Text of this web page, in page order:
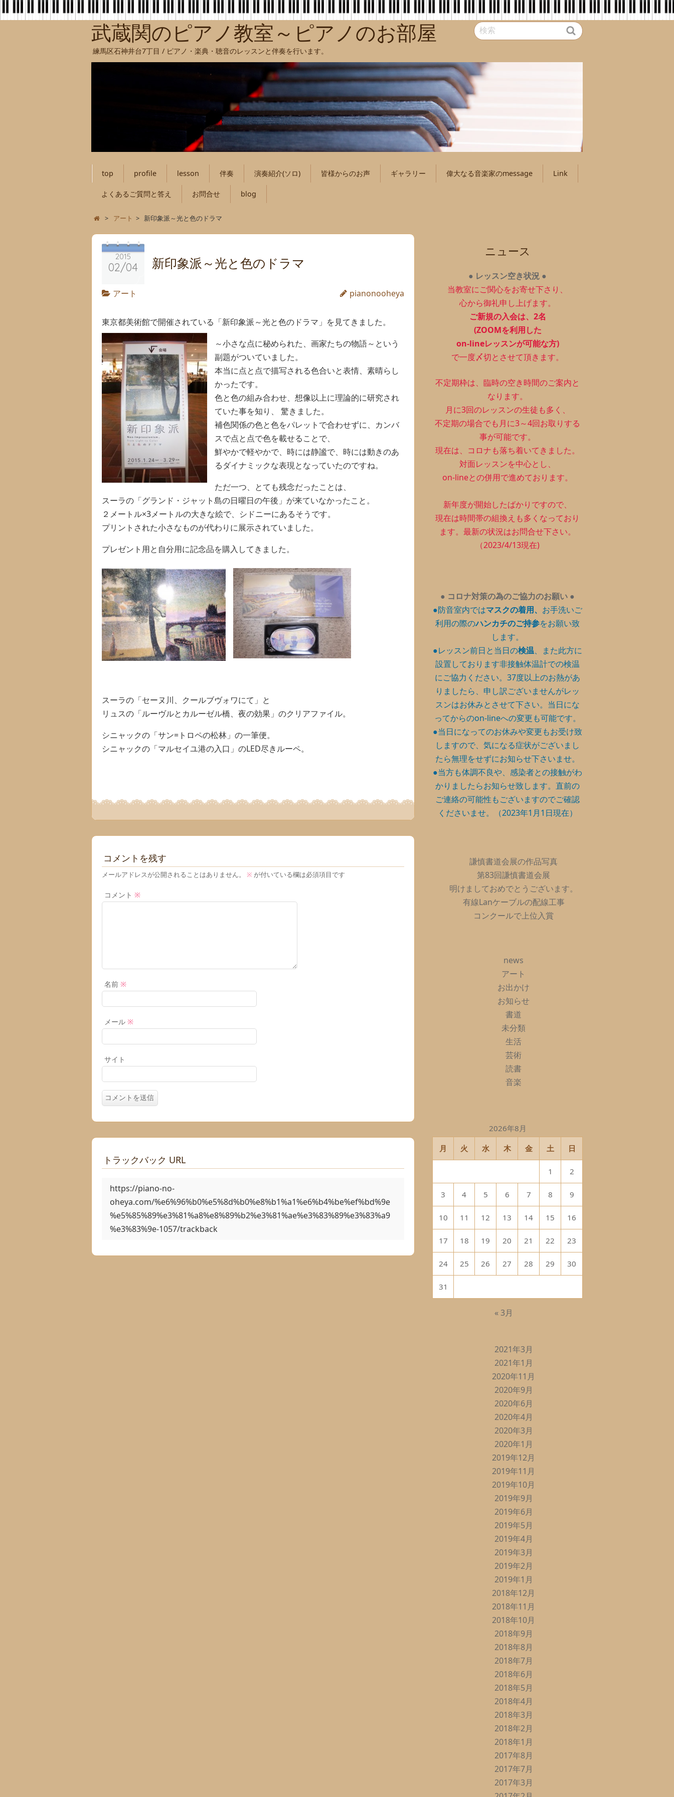
武蔵関のピアノ教室～ピアノのお部屋
練馬区石神井台7丁目 / ピアノ・楽典・聴音のレッスンと伴奏を行います。
top profile lesson 伴奏 演奏紹介(ソロ) 皆様からのお声 ギャラリー 偉大なる音楽家のmessage Link
よくあるご質問と答え お問合せ blog
> アート > 新印象派～光と色のドラマ
2015
02/04 新印象派～光と色のドラマ
アート pianonooheya
東京都美術館で開催されている「新印象派～光と色のドラマ」を見てきました。
～小さな点に秘められた、画家たちの物語～という
副題がついていました。
本当に点と点で描写される色合いと表情、素晴らし
かったです。
色と色の組み合わせ、想像以上に理論的に研究され
ていた事を知り、 驚きました。
補色関係の色と色をパレットで合わせずに、カンバ
スで点と点で色を載せることで、
鮮やかで軽やかで、時には静謐で、時には動きのあ
るダイナミックな表現となっていたのですね。
ただ一つ、とても残念だったことは、
スーラの「グランド・ジャット島の日曜日の午後」が来ていなかったこと。
２メートル×3メートルの大きな絵で、シドニーにあるそうです。
プリントされた小さなものが代わりに展示されていました。
プレゼント用と自分用に記念品を購入してきました。
スーラの「セーヌ川、クールブヴォワにて」と
リュスの「ルーヴルとカルーゼル橋、夜の効果」のクリアファイル。
シニャックの「サン=トロペの松林」の一筆便。
シニャックの「マルセイユ港の入口」のLED尽きルーペ。
コメントを残す
メールアドレスが公開されることはありません。 ※ が付いている欄は必須項目です
コメント ※
名前 ※
メール ※
サイト
トラックバック URL
https://piano-no-
oheya.com/%e6%96%b0%e5%8d%b0%e8%b1%a1%e6%b4%be%ef%bd%9e
%e5%85%89%e3%81%a8%e8%89%b2%e3%81%ae%e3%83%89%e3%83%a9
%e3%83%9e-1057/trackback
ニュース
● レッスン空き状況 ●
当教室にご関心をお寄せ下さり、
心から御礼申し上げます。
ご新規の入会は、2名
(ZOOMを利用した
on-lineレッスンが可能な方)
で一度〆切とさせて頂きます。
不定期枠は、 臨時の空き時間のご案内と
なります。
月に3回のレッスンの生徒も多く、
不定期の場合でも月に3～4回お取りする
事が可能です。
現在は、コロナも落ち着いてきました。
対面レッスンを中心とし、
on-lineとの併用で進めております。
新年度が開始したばかりですので、
現在は時間帯の組換えも多くなっており
ます。最新の状況はお問合せ下さい。
（2023/4/13現在)
● コロナ対策の為のご協力のお願い ●
●防音室内ではマスクの着用、 お手洗いご
利用の際のハンカチのご持参をお願い致
します。
●レッスン前日と当日の検温、また此方に
設置しております非接触体温計での検温
にご協力ください。37度以上のお熱があ
りましたら、申し訳ございませんがレッ
スンはお休みとさせて下さい。当日にな
ってからのon-lineへの変更も可能です。
●当日になってのお休みや変更もお受け致
しますので、気になる症状がございまし
たら無理をせずにお知らせ下さいませ。
●当方も体調不良や、感染者との接触がわ
かりましたらお知らせ致します。直前の
ご連絡の可能性もございますのでご確認
くださいませ。（2023年1月1日現在）
謙慎書道会展の作品写真
第83回謙慎書道会展
明けましておめでとうございます。
有線Lanケーブルの配線工事
コンクールで上位入賞
news
アート
お出かけ
お知らせ
書道
未分類
生活
芸術
読書
音楽
2026年8月
月 火 水 木 金 土 日
1 2
3 4 5 6 7 8 9
10 11 12 13 14 15 16
17 18 19 20 21 22 23
24 25 26 27 28 29 30
31
« 3月
2021年3月
2021年1月
2020年11月
2020年9月
2020年6月
2020年4月
2020年3月
2020年1月
2019年12月
2019年11月
2019年10月
2019年9月
2019年6月
2019年5月
2019年4月
2019年3月
2019年2月
2019年1月
2018年12月
2018年11月
2018年10月
2018年9月
2018年8月
2018年7月
2018年6月
2018年5月
2018年4月
2018年3月
2018年2月
2018年1月
2017年8月
2017年7月
2017年3月